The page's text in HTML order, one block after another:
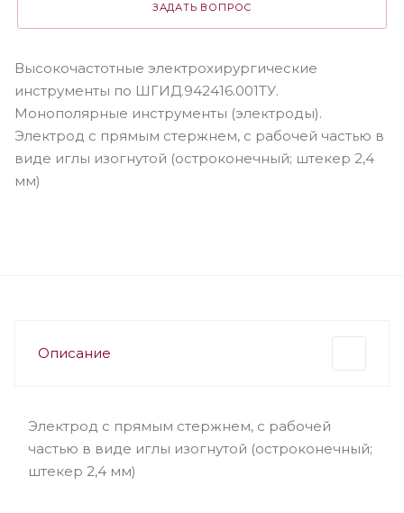
ЗАДАТЬ ВОПРОС
Высокочастотные электрохирургические
инструменты по ШГИД.942416.001ТУ.
Монополярные инструменты (электроды).
Электрод c прямым стержнем, c рабочей частью в
виде иглы изогнутой (остроконечный; штекер 2,4
мм)
Описание
Электрод c прямым стержнем, c рабочей
частью в виде иглы изогнутой (остроконечный;
штекер 2,4 мм)